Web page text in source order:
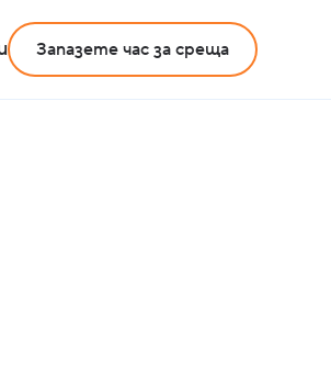
Запазете час за среща